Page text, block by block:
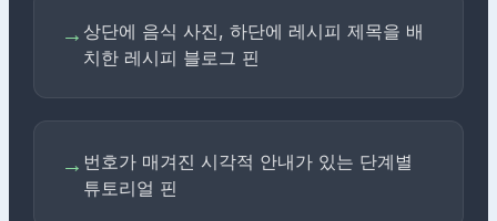
→ 상단에 음식 사진, 하단에 레시피 제목을 배
치한 레시피 블로그 핀
→ 번호가 매겨진 시각적 안내가 있는 단계별
튜토리얼 핀